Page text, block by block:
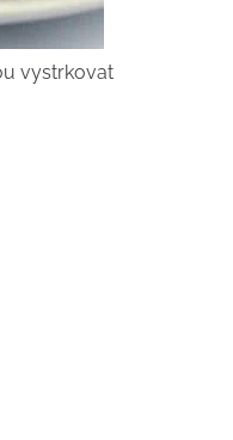
vystrkovat